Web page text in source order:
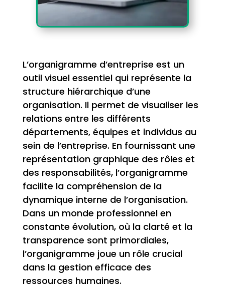
L’organigramme d’entreprise est un
outil visuel essentiel qui représente la
structure hiérarchique d’une
organisation. Il permet de visualiser les
relations entre les différents
départements, équipes et individus au
sein de l’entreprise. En fournissant une
représentation graphique des rôles et
des responsabilités, l’organigramme
facilite la compréhension de la
dynamique interne de l’organisation.
Dans un monde professionnel en
constante évolution, où la clarté et la
transparence sont primordiales,
l’organigramme joue un rôle crucial
dans la gestion efficace des
ressources humaines.